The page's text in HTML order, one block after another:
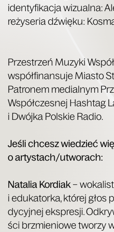
iden­ty­fi­ka­cja wizu­al­na:
reży­se­ria dźwię­ku:
Prze­strzeń Muzy­ki
współ­fi­nan­su­je Mia­sto
Patro­nem medial­nym
Współ­cze­snej Hash­tag
i Dwój­ka Pol­skie Radio.
Jeśli chcesz wie­dzieć
o artystach/utworach:
Nata­lia Kor­diak –
i edu­ka­tor­ka, któ­rej
dy­cyj­nej eks­pre­sji.
ści brzmie­nio­we two­rzy